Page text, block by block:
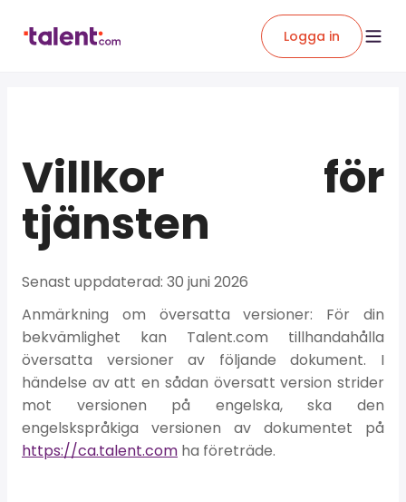
Logga in
Villkor för
tjänsten
Senast uppdaterad: 30 juni 2026
Anmärkning om översatta versioner: För din
bekvämlighet kan Talent.com tillhandahålla
översatta versioner av följande dokument. I
händelse av att en sådan översatt version strider
mot versionen på engelska, ska den
engelskspråkiga versionen av dokumentet på
https://ca.talent.com ha företräde.